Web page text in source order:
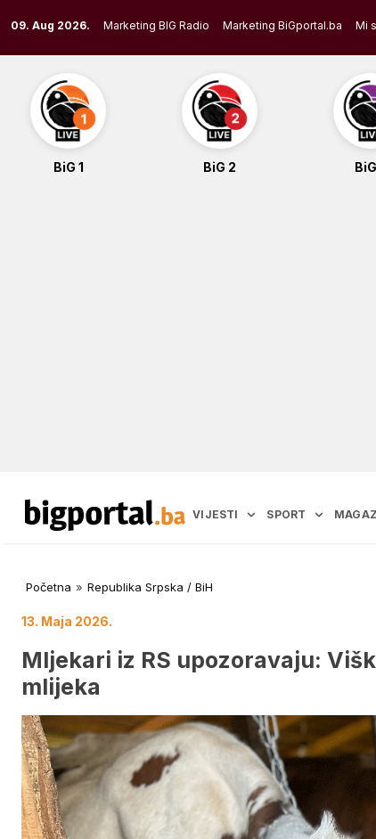
to
content
09. Aug 2026. Marketing BIG Radio Marketing BiGportal.ba Mi
BiG 1 BiG 2
VIJESTI SPORT
Početna » Republika Srpska / BiH
13. Maja 2026.
Mljekari iz RS upozoravaju:
mlijeka